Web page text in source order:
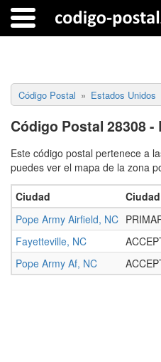
Código Postal Estados Unidos
Código Postal 28308
Este código postal pertenece a
puedes ver el mapa de la zona
Ciudad Ciudad
Pope Army Airfield, NC
Fayetteville, NC
Pope Army Af, NC